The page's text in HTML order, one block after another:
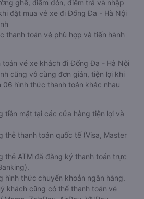
ghế, điểm đón, điểm trả và nhập
đặt mua vé xe đi Đống Đa - Hà Nội
thanh toán vé phù hợp và tiến hành
toán vé xe khách đi Đống Đa - Hà Nội
cũng vô cùng đơn giản, tiện lợi khi
06 hình thức thanh toán khác nhau
tiền mặt tại các cửa hàng tiện lợi và
thẻ thanh toán quốc tế (Visa, Master
thẻ ATM đã đăng ký thanh toán trực
hình thức chuyển khoản ngân hàng.
khách cũng có thể thanh toán vé